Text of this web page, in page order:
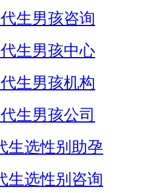
生男孩咨询
生男孩中心
生男孩机构
生男孩公司
生选性别助孕
生选性别咨询